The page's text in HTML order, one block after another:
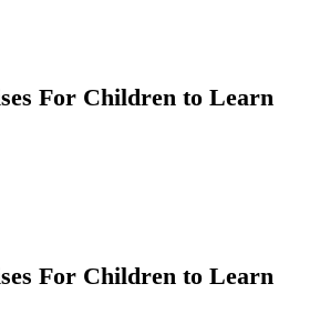
For Children to Learn
For Children to Learn